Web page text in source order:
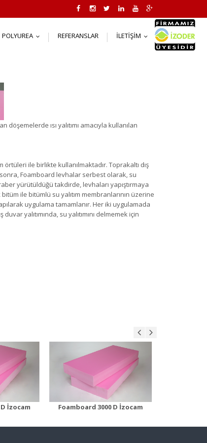
POLYUREA REFERANSLAR İLETIŞIM
ısı yalıtımı amacıyla kullanılan
örtüleri ile birlikte kullanılmaktadır. Toprakaltı dış
sonra, Foamboard levhalar serbest olarak, su
yürütüldüğü takdirde, levhaları yapıştırmaya
ile bitümlü su yalıtım membranlarının üzerine
uygulama tamamlanır. Her iki uygulamada
yalıtımında, su yalıtımını delmemek için
İzocam Foamboard 3000 D İzocam
3000 D
Foamboard 3500 D
Ürün Detayı